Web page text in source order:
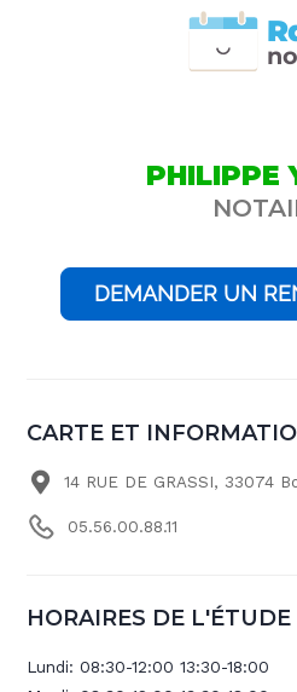
n
PHILIPPE
DEMANDER UN
CARTE ET
14 RUE DE GRASSI, 33074
05.56.00.88.11
HORAIRES DE L'ÉTUDE
Lundi:08:30-12:00 13:30-18:00